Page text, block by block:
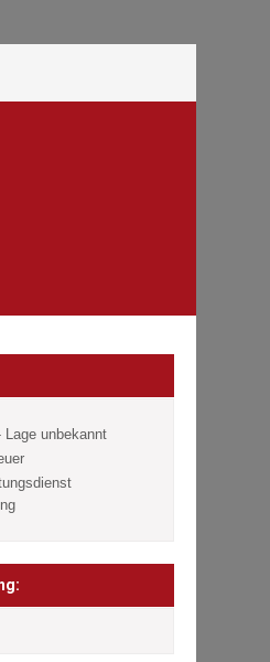
Lage unbekannt